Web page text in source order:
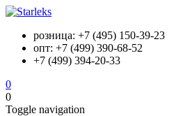
розница: +7 (495) 150-39-23
опт: +7 (499) 390-68-52
+7 (499) 394-20-33
0
0
Toggle navigation